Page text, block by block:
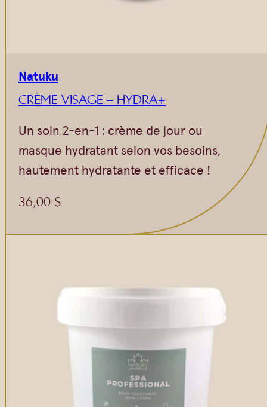
Natuku
CRÈME VISAGE – HYDRA+
Un soin 2-en-1 : crème de jour ou
masque hydratant selon vos besoins,
hautement hydratante et efficace !
36,00 $